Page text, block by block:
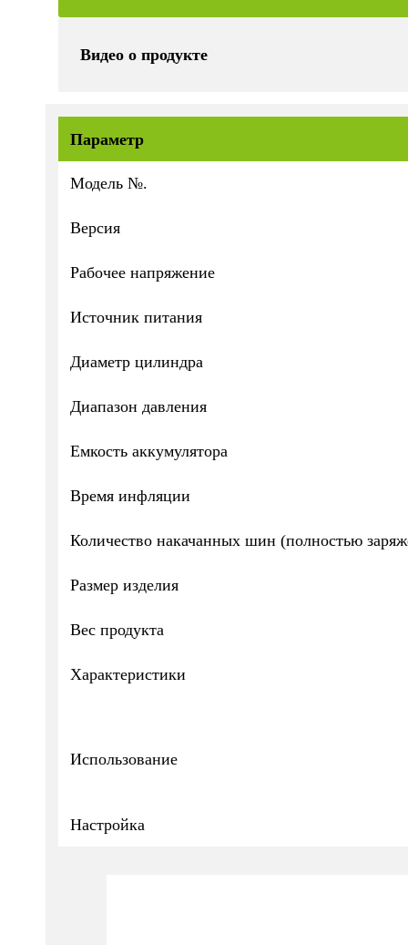
Видео о продукте
Параметр
Модель №.
Версия
Рабочее напряжение
Источник питания
Диаметр цилиндра
Диапазон давления
Емкость аккумулятора
Время инфляции
Количество накачанных шин (полностью
Размер изделия
Вес продукта
Характеристики
Использование
Настройка